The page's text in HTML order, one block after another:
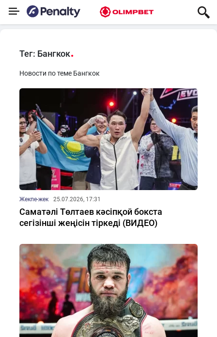
Тег: Бангкок
Новости по теме Бангкок
Жекпе-жек 25.07.2026, 17:31
Саматәлі Төлтаев кәсіпқой бокста
сегізінші жеңісін тіркеді (ВИДЕО)